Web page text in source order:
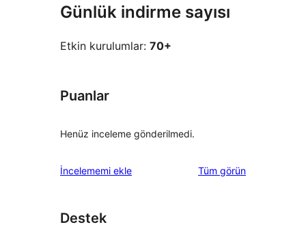
Günlük indirme sayısı
Etkin kurulumlar: 70+
Puanlar
Henüz inceleme gönderilmedi.
İncelememi ekle Tüm değerlendirmeleri
görün
Destek